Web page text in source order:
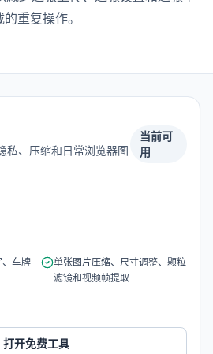
的重复操作。
私、压缩和日常浏览器图
当前可
用
车牌
单张图片压缩、尺寸调整、颗粒
滤镜和视频帧提取
打开免费工具